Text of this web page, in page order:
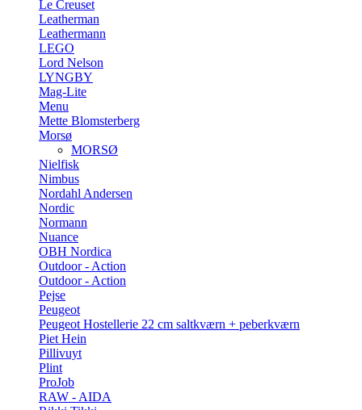
Le Creuset
Leatherman
Leathermann
LEGO
Lord Nelson
LYNGBY
Mag-Lite
Menu
Mette Blomsterberg
Morsø
MORSØ
Nielfisk
Nimbus
Nordahl Andersen
Nordic
Normann
Nuance
OBH Nordica
Outdoor - Action
Outdoor - Action
Pejse
Peugeot
Peugeot Hostellerie 22 cm saltkværn + peberkværn
Piet Hein
Pillivuyt
Plint
ProJob
RAW - AIDA